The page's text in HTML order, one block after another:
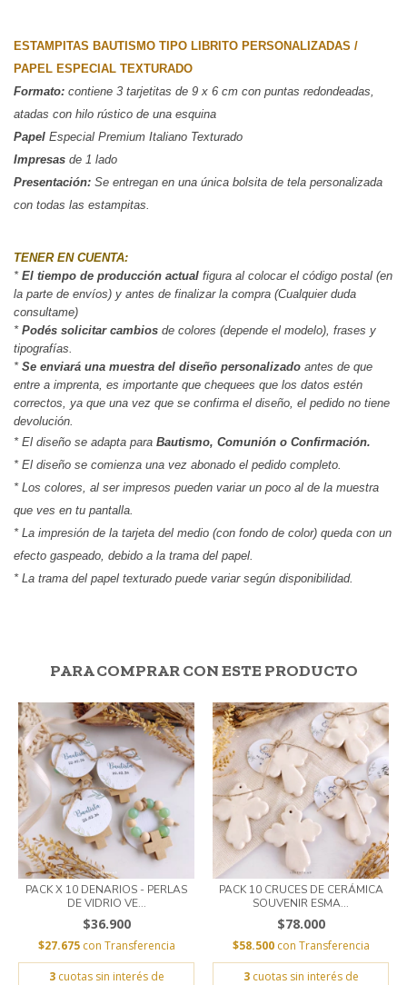
ESTAMPITAS BAUTISMO TIPO LIBRITO PERSONALIZADAS /
PAPEL ESPECIAL TEXTURADO
Formato: contiene 3 tarjetitas de 9 x 6 cm con puntas redondeadas,
atadas con hilo rústico de una esquina
Papel Especial Premium Italiano Texturado
Impresas de 1 lado
Presentación: Se entregan en una única bolsita de tela personalizada
con todas las estampitas.
TENER EN CUENTA:
* El tiempo de producción actual figura al colocar el código postal (en
la parte de envíos) y antes de finalizar la compra (Cualquier duda
consultame)
* Podés solicitar cambios de colores (depende el modelo), frases y
tipografías.
* Se enviará una muestra del diseño personalizado antes de que
entre a imprenta, es importante que chequees que los datos estén
correctos, ya que una vez que se confirma el diseño, el pedido no tiene
devolución.
* El diseño se adapta para Bautismo, Comunión o Confirmación.
* El diseño se comienza una vez abonado el pedido completo.
* Los colores, al ser impresos pueden variar un poco al de la muestra
que ves en tu pantalla.
* La impresión de la tarjeta del medio (con fondo de color) queda con un
efecto gaspeado, debido a la trama del papel.
* La trama del papel texturado puede variar según disponibilidad.
PARA COMPRAR CON ESTE PRODUCTO
PACK X 10 DENARIOS - PERLAS
DE VIDRIO VE...
$36.900
$27.675 con Transferencia
3 cuotas sin interés de
PACK 10 CRUCES DE CERÁMICA
SOUVENIR ESMA...
$78.000
$58.500 con Transferencia
3 cuotas sin interés de